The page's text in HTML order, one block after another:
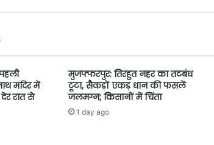
मंदिर में
रात से
मुजफ्फरपुर: तिरहुत नहर का तटबंध
टूटा, सैकड़ों एकड़ धान की फसलें
जलमग्न; किसानों में चिंता
1 day ago